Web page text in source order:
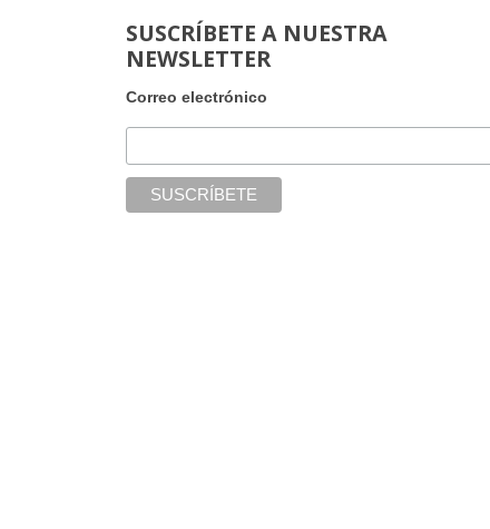
SUSCRÍBETE A NUESTRA
NEWSLETTER
Correo electrónico